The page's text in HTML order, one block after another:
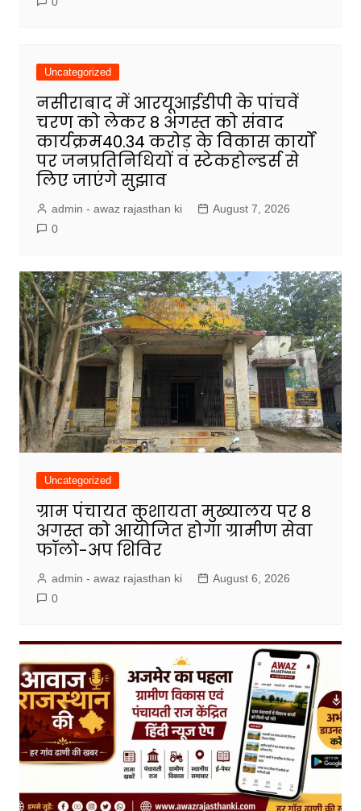
Uncategorized
नसीराबाद में आरयूआईडीपी के पांचवें
चरण को लेकर 8 अगस्त को संवाद
कार्यक्रम40.34 करोड़ के विकास कार्यों
पर जनप्रतिनिधियों व स्टेकहोल्डर्स से
लिए जाएंगे सुझाव
admin - awaz rajasthan ki
August 7, 2026
0
Uncategorized
ग्राम पंचायत कुशायता मुख्यालय पर 8
अगस्त को आयोजित होगा ग्रामीण सेवा
फॉलो-अप शिविर
admin - awaz rajasthan ki
August 6, 2026
0